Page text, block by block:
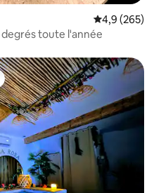
Évaluation
4,9 (265)
degrés toute l'année
plus appréciés